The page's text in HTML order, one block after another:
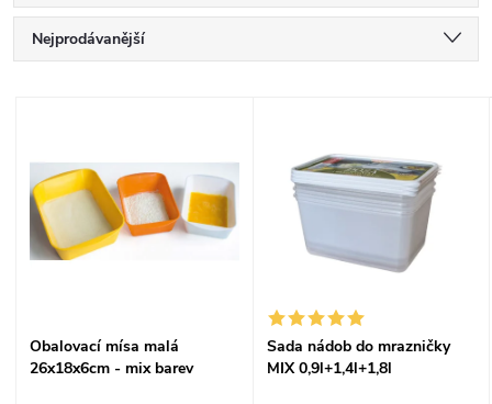
Ř
z
e
n
p
Nejprodávanější
Abecedně
ý
p
sObalovací mísa malá
26x18x6cm - mix barev
Sada nádob do mrazničky
MIX 0,9l+1,4l+1,8l